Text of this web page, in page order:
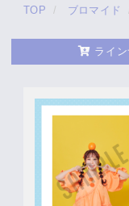
Supporter’s Menu Voice
Movie
Gallery
TOP ブロマイド
ライ